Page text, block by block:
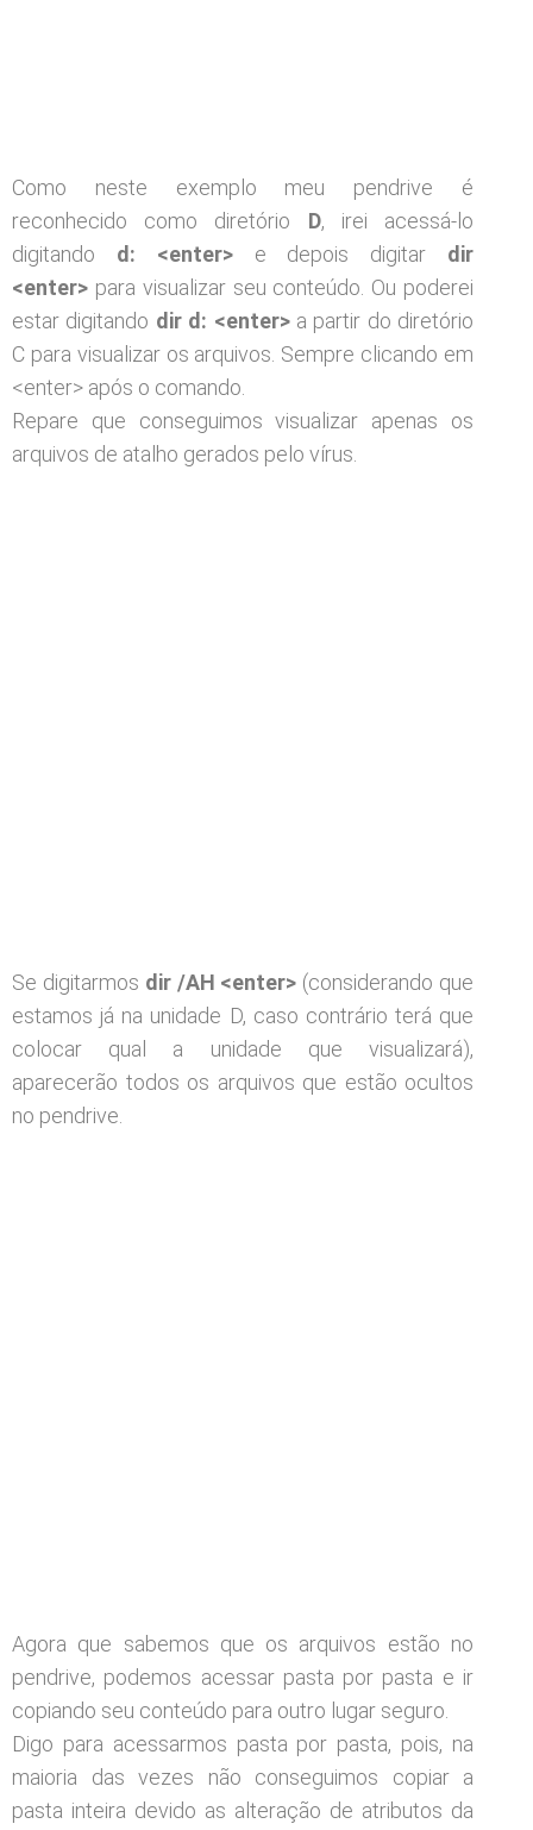
Como neste exemplo meu pendrive é
reconhecido como diretório D, irei acessá-lo
digitando d: <enter>e depois digitar dir
<enter> para visualizar seu conteúdo. Ou poderei
estar digitando dir d: <enter>a partir do diretório
C para visualizar os arquivos. Sempre clicando em
<enter> após o comando.
Repare que conseguimos visualizar apenas os
arquivos de atalho gerados pelo vírus.
Se digitarmos dir /AH <enter> (considerando que
estamos já na unidade D, caso contrário terá que
colocar qual a unidade que visualizará),
aparecerão todos os arquivos que estão ocultos
no pendrive.
Agora que sabemos que os arquivos estão no
pendrive, podemos acessar pasta por pasta e ir
copiando seu conteúdo para outro lugar seguro.
Digo para acessarmos pasta por pasta, pois, na
maioria das vezes não conseguimos copiar a
pasta inteira devido as alteração de atributos da